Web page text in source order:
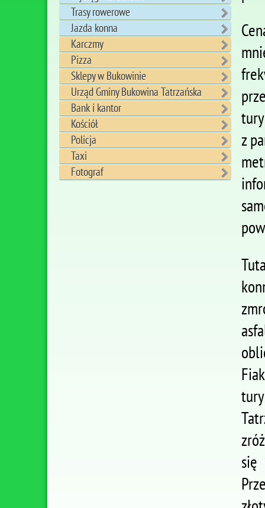
Trasy rowerowe
Jazda konna
Karczmy
Pizza
Sklepy w Bukowinie
Urząd Gminy Bukowina Tatrzańska
Bank i kantor
Kościół
Policja
Taxi
Fotograf
z
się